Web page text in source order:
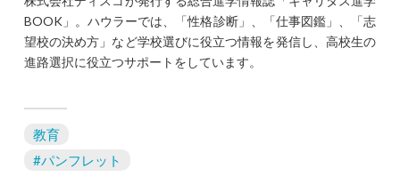
BOOK」。ハウラーでは、「性格診断」、「仕事図鑑」、「志
望校の決め方」など学校選びに役立つ情報を発信し、高校生の
進路選択に役立つサポートをしています。
教育
#パンフレット